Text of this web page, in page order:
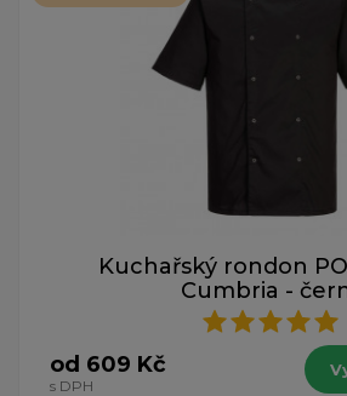
Kuchařský rondon
Cumbria -
od 609 Kč
s DPH